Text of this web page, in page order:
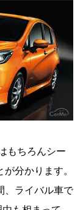
もちろんシー
分かります。
、ライバル車で